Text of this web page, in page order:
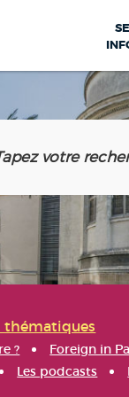
thématiques
? Foreign in
Les podcasts